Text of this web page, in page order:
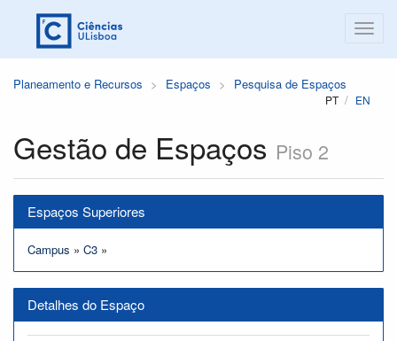
Planeamento e Recursos Espaços Pesquisa de Espaços
PT EN
Gestão de Espaços Piso 2
Espaços Superiores
Campus » C3 »
Detalhes do Espaço